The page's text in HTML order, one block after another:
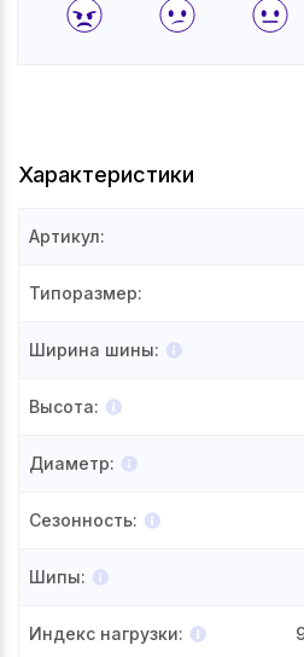
Характеристики
Артикул:
Типоразмер:
Ширина шины:
Высота:
Диаметр:
Сезонность:
Шипы:
Индекс нагрузки: